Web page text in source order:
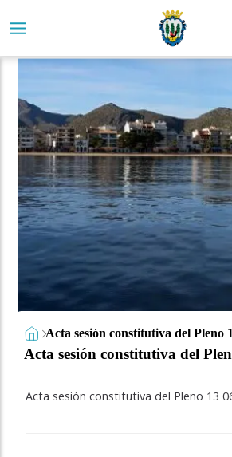
Acta sesión constitutiva del Pleno
Acta sesión constitutiva del
Acta sesión constitutiva del Pleno 13